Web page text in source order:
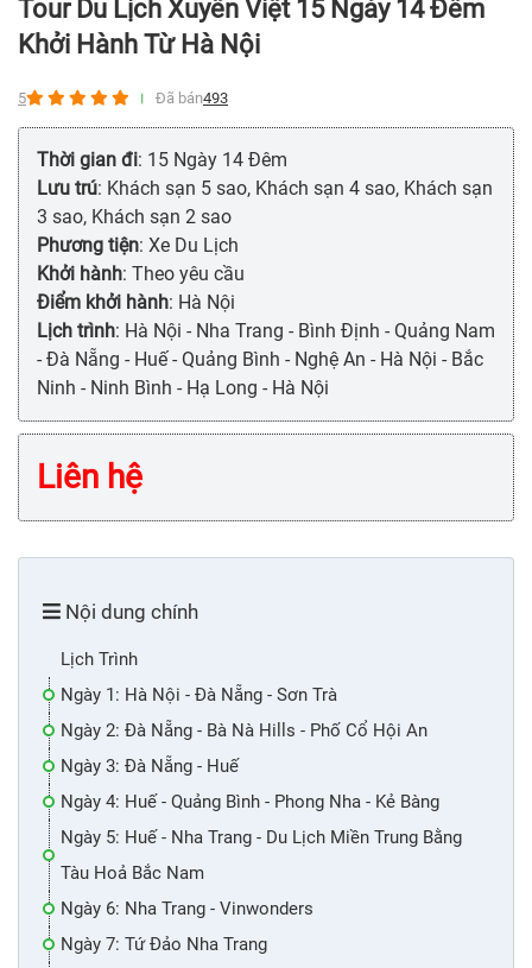
Tour Du Lịch Xuyên Việt 15 Ngày 14 Đêm
Khởi Hành Từ Hà Nội
5 Đã bán493
Thời gian đi: 15 Ngày 14 Đêm
Lưu trú: Khách sạn 5 sao, Khách sạn 4 sao, Khách sạn
3 sao, Khách sạn 2 sao
Phương tiện: Xe Du Lịch
Khởi hành: Theo yêu cầu
Điểm khởi hành: Hà Nội
Lịch trình: Hà Nội - Nha Trang - Bình Định - Quảng Nam
- Đà Nẵng - Huế - Quảng Bình - Nghệ An - Hà Nội - Bắc
Ninh - Ninh Bình - Hạ Long - Hà Nội
Liên hệ
Nội dung chính
Lịch Trình
Ngày 1: Hà Nội - Đà Nẵng - Sơn Trà
Ngày 2: Đà Nẵng - Bà Nà Hills - Phố Cổ Hội An
Ngày 3: Đà Nẵng - Huế
Ngày 4: Huế - Quảng Bình - Phong Nha - Kẻ Bàng
Ngày 5: Huế - Nha Trang - Du Lịch Miền Trung Bằng
Tàu Hoả Bắc Nam
Ngày 6: Nha Trang - Vinwonders
Ngày 7: Tứ Đảo Nha Trang